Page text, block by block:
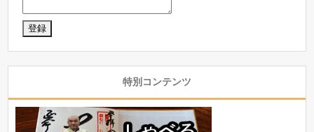
特別コンテンツ